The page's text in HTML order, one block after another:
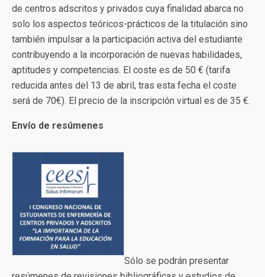
de centros adscritos y privados cuya finalidad abarca no
solo los aspectos teóricos-prácticos de la titulación sino
también impulsar a la participación activa del estudiante
contribuyendo a la incorporación de nuevas habilidades,
aptitudes y competencias. El coste es de 50 € (tarifa
reducida antes del 13 de abril, tras esta fecha el coste
será de 70€). El precio de la inscripción virtual es de 35 €.
Envío de resúmenes
Sólo se podrán presentar